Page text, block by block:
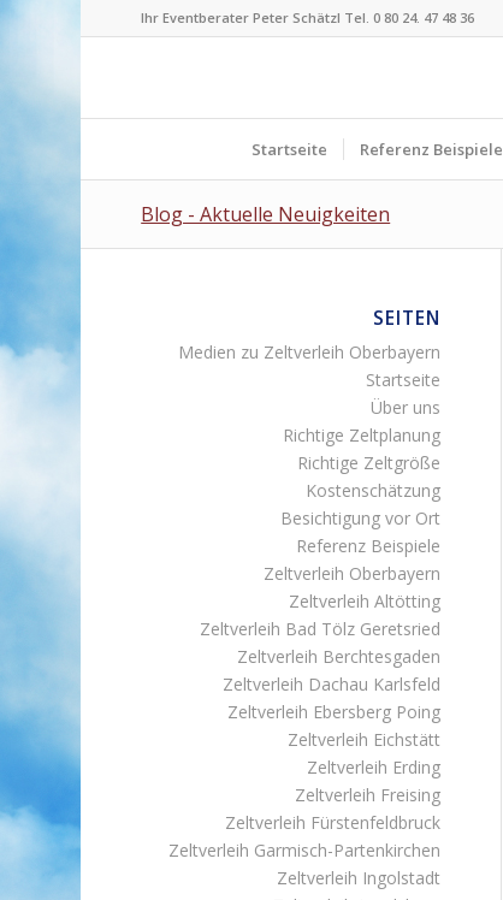
Ihr Eventberater Peter Schätzl Tel. 0 80 24. 47 48 36
Startseite Referenz Beispiele
Blog - Aktuelle Neuigkeiten
SEITEN
Medien zu Zeltverleih Oberbayern
Startseite
Über uns
Richtige Zeltplanung
Richtige Zeltgröße
Kostenschätzung
Besichtigung vor Ort
Referenz Beispiele
Zeltverleih Oberbayern
Zeltverleih Altötting
Zeltverleih Bad Tölz Geretsried
Zeltverleih Berchtesgaden
Zeltverleih Dachau Karlsfeld
Zeltverleih Ebersberg Poing
Zeltverleih Eichstätt
Zeltverleih Erding
Zeltverleih Freising
Zeltverleih Fürstenfeldbruck
Zeltverleih Garmisch-Partenkirchen
Zeltverleih Ingolstadt